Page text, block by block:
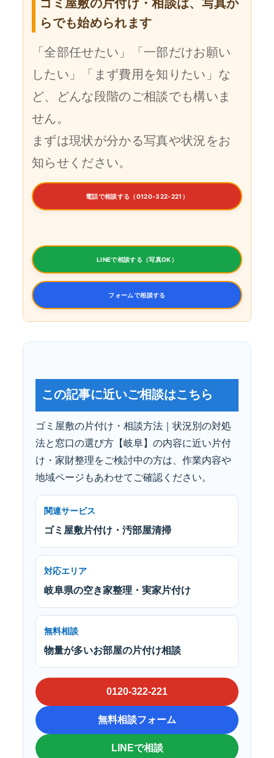
らでも始められます
「全部任せたい」「一部だけお願い
したい」「まず費用を知りたい」な
ど、どんな段階のご相談でも構いま
せん。
まずは現状が分かる写真や状況をお
知らせください。
電話で相談する（0120-322-221）
LINEで相談する（写真OK）
フォームで相談する
この記事に近いご相談はこちら
ゴミ屋敷の片付け・相談方法｜状況別の対処
法と窓口の選び方【岐阜】の内容に近い片付
け・家財整理をご検討中の方は、作業内容や
地域ページもあわせてご確認ください。
関連サービス
ゴミ屋敷片付け・汚部屋清掃
対応エリア
岐阜県の空き家整理・実家片付け
無料相談
物量が多いお部屋の片付け相談
0120-322-221
無料相談フォーム
LINEで相談